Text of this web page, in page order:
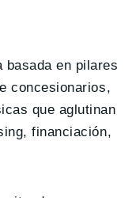
basada en pilares
concesionarios,
que aglutinan
financiación,